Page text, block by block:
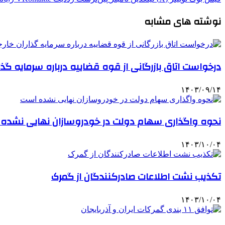
نوشته های مشابه
درخواست اتاق بازرگانی از قوه قضاییه درباره سرمایه
۱۴۰۳/۰۹/۱۴
نحوه واگذاری سهام دولت در خودروسازان نهایی
۱۴۰۳/۱۰/۰۴
تکذیب نشت اطلاعات صادرکنندگان از گمرک
۱۴۰۳/۱۰/۰۴